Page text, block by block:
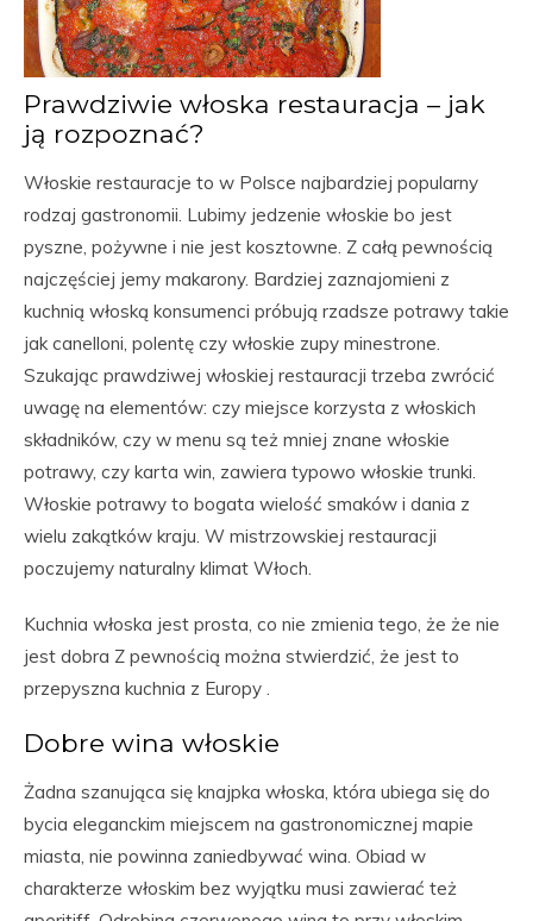
Prawdziwie włoska restauracja – jak
ją rozpoznać?
Włoskie restauracje to w Polsce najbardziej popularny
rodzaj gastronomii. Lubimy jedzenie włoskie bo jest
pyszne, pożywne i nie jest kosztowne. Z całą pewnością
najczęściej jemy makarony. Bardziej zaznajomieni z
kuchnią włoską konsumenci próbują rzadsze potrawy takie
jak canelloni, polentę czy włoskie zupy minestrone.
Szukając prawdziwej włoskiej restauracji trzeba zwrócić
uwagę na elementów: czy miejsce korzysta z włoskich
składników, czy w menu są też mniej znane włoskie
potrawy, czy karta win, zawiera typowo włoskie trunki.
Włoskie potrawy to bogata wielość smaków i dania z
wielu zakątków kraju. W mistrzowskiej restauracji
poczujemy naturalny klimat Włoch.
Kuchnia włoska jest prosta, co nie zmienia tego, że że nie
jest dobra Z pewnością można stwierdzić, że jest to
przepyszna kuchnia z Europy .
Dobre wina włoskie
Żadna szanująca się knajpka włoska, która ubiega się do
bycia eleganckim miejscem na gastronomicznej mapie
miasta, nie powinna zaniedbywać wina. Obiad w
charakterze włoskim bez wyjątku musi zawierać też